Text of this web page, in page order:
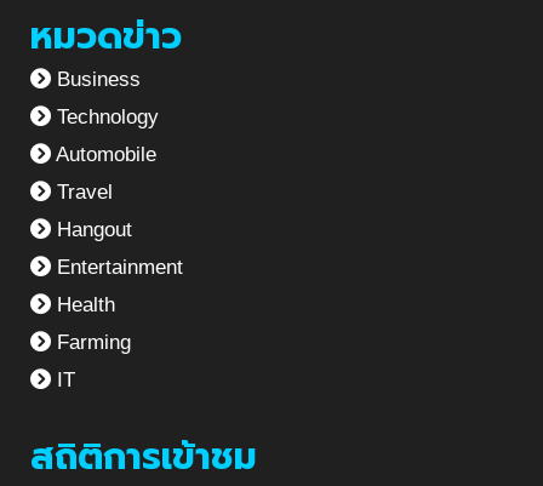
หมวดข่าว
Business
Technology
Automobile
Travel
Hangout
Entertainment
Health
Farming
IT
สถิติการเข้าชม